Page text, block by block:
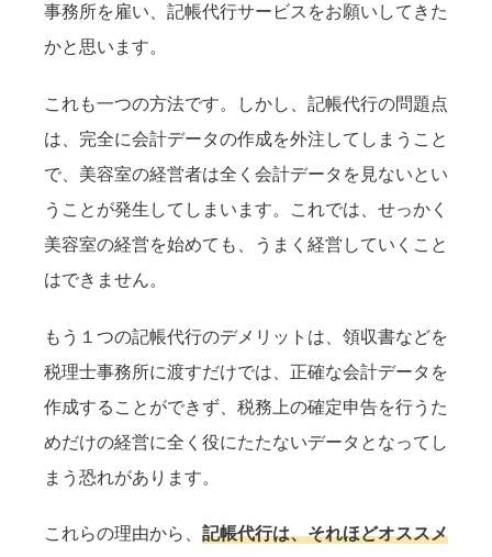
事務所を雇い、記帳代行サービスをお願いしてきた
かと思います。
これも一つの方法です。しかし、記帳代行の問題点
は、完全に会計データの作成を外注してしまうこと
で、美容室の経営者は全く会計データを見ないとい
うことが発生してしまいます。これでは、せっかく
美容室の経営を始めても、うまく経営していくこと
はできません。
もう１つの記帳代行のデメリットは、領収書などを
税理士事務所に渡すだけでは、正確な会計データを
作成することができず、税務上の確定申告を行うた
めだけの経営に全く役にたたないデータとなってし
まう恐れがあります。
これらの理由から、 記帳代行は、それほどオススメ